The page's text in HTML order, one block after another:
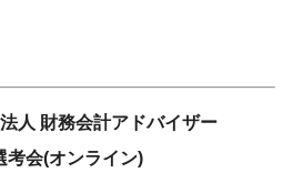
人 財務会計アドバイザー
考会(オンライン)